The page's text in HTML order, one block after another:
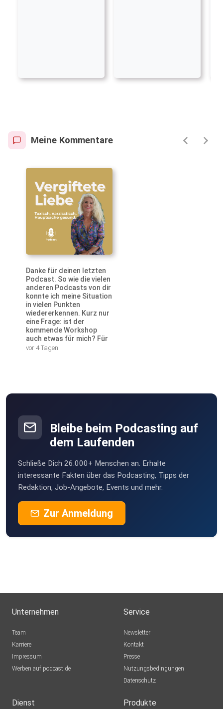
Meine Kommentare
Danke für deinen letzten
Podcast. So wie die vielen
anderen Podcasts von dir
konnte ich meine Situation
in vielen Punkten
wiedererkennen. Kurz nur
eine Frage: ist der
kommende Workshop
auch etwas für mich? Für
Männer? Oder eher für
vor 4 Tagen
Bleibe beim Podcasting auf
dem Laufenden
Schließe Dich 26.000+ Menschen an. Erhalte
interessante Fakten über das Podcasting, Tipps der
Redaktion, Job-Angebote, Events und mehr.
Zur Anmeldung
Unternehmen
Team
Karriere
Impressum
Werben auf podcast.de
Service
Newsletter
Kontakt
Presse
Nutzungsbedingungen
Datenschutz
Dienst Produkte